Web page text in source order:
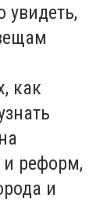
увидеть,
как
и реформ,
и